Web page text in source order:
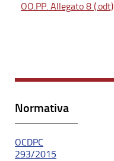
OO.PP. Allegato 8 (.odt)
Normativa
OCDPC
293/2015